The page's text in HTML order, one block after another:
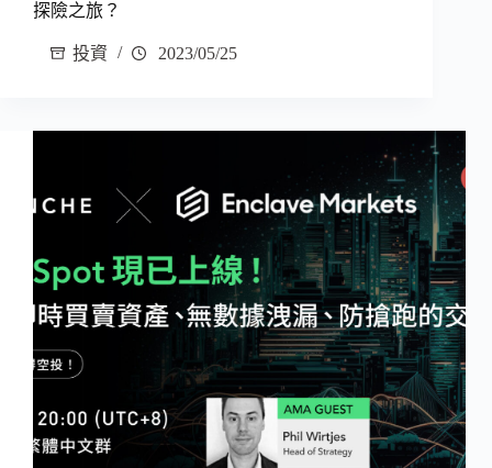
探險之旅？
投資 2023/05/25